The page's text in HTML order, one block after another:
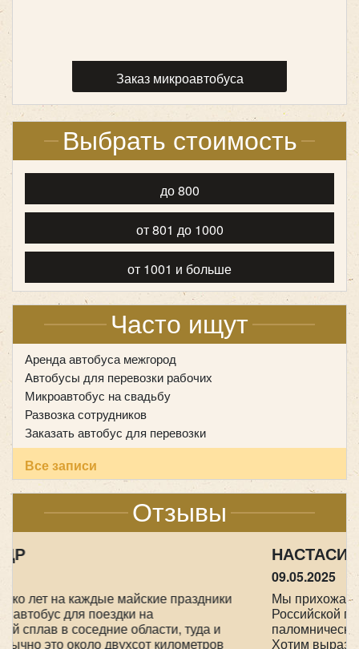
Заказ микроавтобуса
Выбрать стоимость
до 800
от 801 до 1000
от 1001 и больше
Часто ищут
Аренда автобуса межгород
Автобусы для перевозки рабочих
Микроавтобус на свадьбу
Развозка сотрудников
Заказать автобус для перевозки
Все записи
Отзывы
Мы прихожане от Храма всех Святых в земле
Российской просиявших, ездили в
паломническую поездку 1-2 мая в Дивеево .
Хотим выразить огромную благодарность
Количество мест:17
Цена от:1700 руб/час
Количество мест:
Цена от:1600 руб/час
Mercedes Sprinter Турист 20 мест